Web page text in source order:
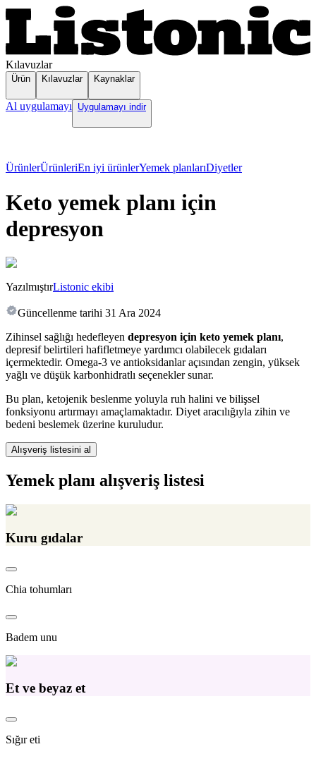
Kılavuzlar
Ürün Kılavuzlar Kaynaklar
Al uygulamayı Uygulamayı indir
ÜrünlerÜrünleriEn iyi ürünlerYemek planlarıDiyetler
Keto yemek planı için
depresyon
YazılmıştırListonic ekibi
Güncellenme tarihi 31 Ara 2024
Zihinsel sağlığı hedefleyen depresyon için keto yemek planı,
depresif belirtileri hafifletmeye yardımcı olabilecek gıdaları
içermektedir. Omega-3 ve antioksidanlar açısından zengin, yüksek
yağlı ve düşük karbonhidratlı seçenekler sunar.
Bu plan, ketojenik beslenme yoluyla ruh halini ve bilişsel
fonksiyonu artırmayı amaçlamaktadır. Diyet aracılığıyla zihin ve
bedeni beslemek üzerine kuruludur.
Alışveriş listesini al
Yemek planı alışveriş listesi
Kuru gıdalar
Chia tohumları
Badem unu
Et ve beyaz et
Sığır eti